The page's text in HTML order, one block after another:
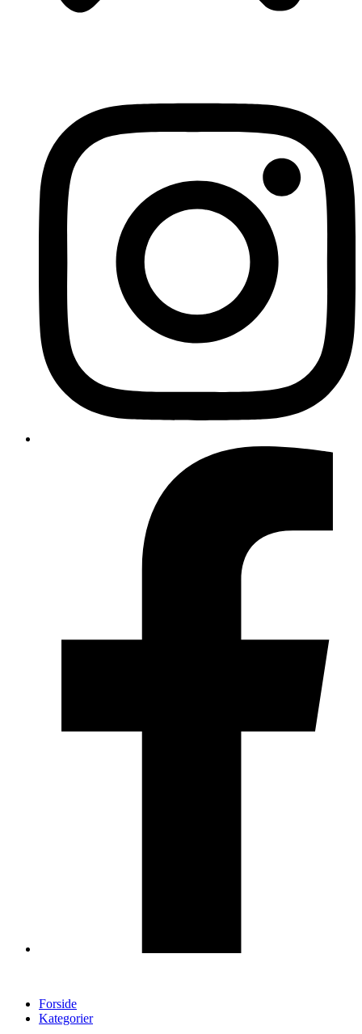
Forside
Kategorier